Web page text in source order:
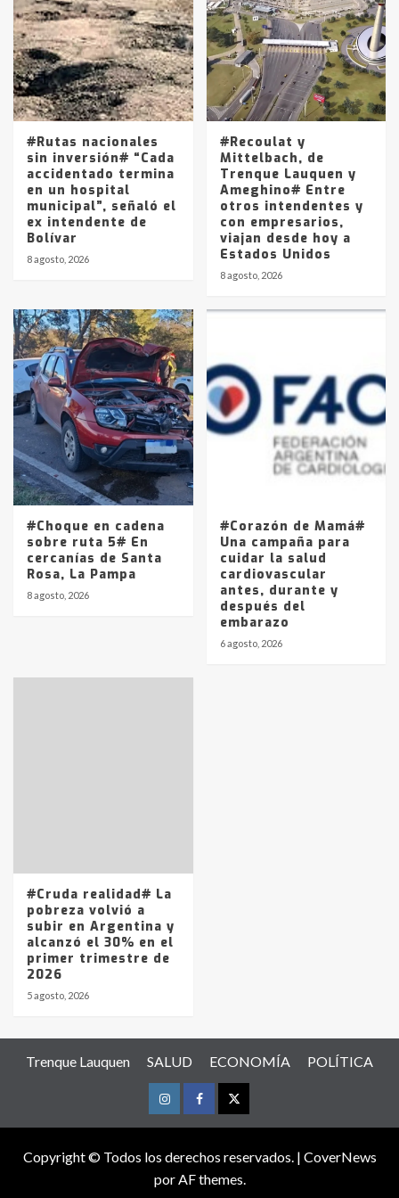
4
joven de Trenque Lauquen
Los precios de los combustibles en
La Pampa, desde YPF hasta Axion
entre 857 a 1338 pesos
#Rutas nacionales
sin inversión# “Cada
accidentado termina
en un hospital
municipal”, señaló el
ex intendente de
Bolívar
8 agosto, 2026
#Recoulat y
Mittelbach, de
Trenque Lauquen y
Ameghino# Entre
otros intendentes y
con empresarios,
viajan desde hoy a
Estados Unidos
8 agosto, 2026
#Choque en cadena
sobre ruta 5# En
cercanías de Santa
Rosa, La Pampa
8 agosto, 2026
#Corazón de Mamá#
Una campaña para
cuidar la salud
cardiovascular
antes, durante y
después del
embarazo
6 agosto, 2026
#Cruda realidad# La
pobreza volvió a
subir en Argentina y
alcanzó el 30% en el
primer trimestre de
2026
5 agosto, 2026
Trenque Lauquen SALUD ECONOMÍA POLÍTICA
InstagramFacebookTwitter
Copyright © Todos los derechos reservados. | CoverNews
por AF themes.